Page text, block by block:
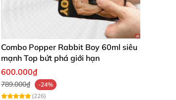
Combo Popper Rabbit Boy 60ml siêu
mạnh Top bứt phá giới hạn
600.000₫
789.000₫
-24%
(226)